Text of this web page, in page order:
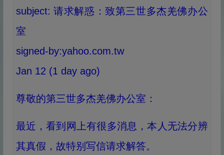
subject: 请求解惑：致第三世多杰羌佛办公
室
signed-by:yahoo.com.tw
Jan 12 (1 day ago)
尊敬的第三世多杰羌佛办公室：
最近，看到网上有很多消息，本人无法分辨
其真假，故特别写信请求解答。